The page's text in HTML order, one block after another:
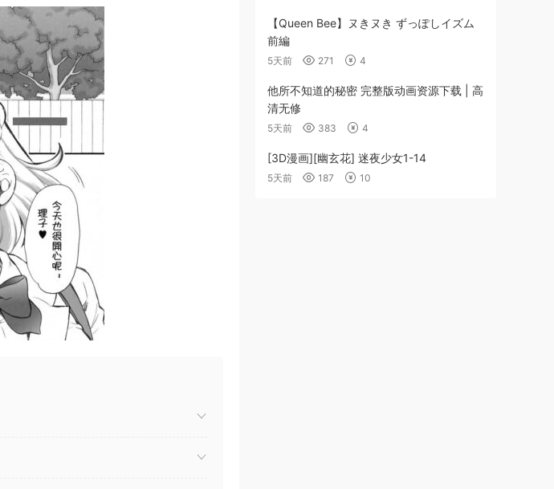
【Queen Bee】ヌきヌき ずっぽしイズム
前編
5天前 271 4
他所不知道的秘密 完整版动画资源下载 | 高
清无修
5天前 383 4
[3D漫画][幽玄花] 迷夜少女1-14
5天前 187 10